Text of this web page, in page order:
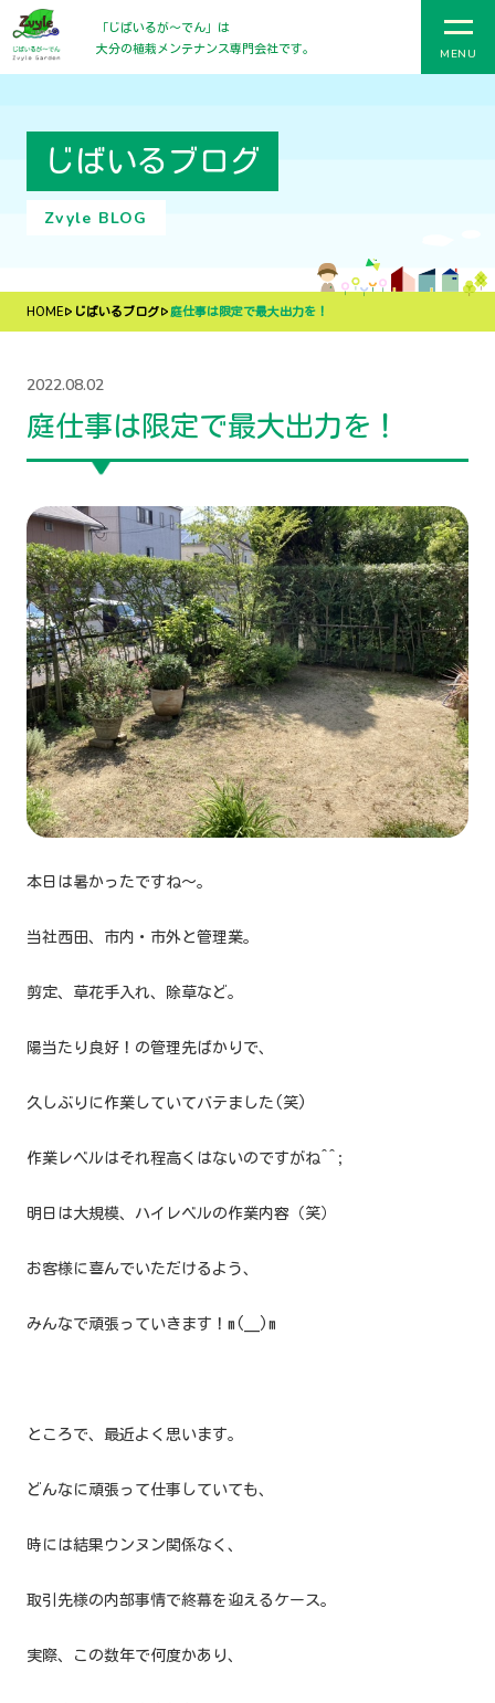
「じばいるが〜でん」は
大分の植栽メンテナンス専門会社です。
じばいるブログ
Zvyle BLOG
HOME じばいるブログ 庭仕事は限定で最大出力を！
2022.08.02
庭仕事は限定で最大出力を！
本日は暑かったですね～。
当社西田、市内・市外と管理業。
剪定、草花手入れ、除草など。
陽当たり良好！の管理先ばかりで、
久しぶりに作業していてバテました(笑)
作業レベルはそれ程高くはないのですがね^^;
明日は大規模、ハイレベルの作業内容（笑）
お客様に喜んでいただけるよう、
みんなで頑張っていきます！m(__)m
ところで、最近よく思います。
どんなに頑張って仕事していても、
時には結果ウンヌン関係なく、
取引先様の内部事情で終幕を迎えるケース。
実際、この数年で何度かあり、
MENU